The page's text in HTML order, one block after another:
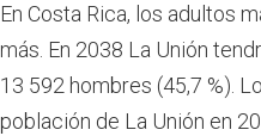
En Costa Rica, los adultos
más. En 2038 La Unión
13 592 hombres (45,7 %).
población de La Unión en